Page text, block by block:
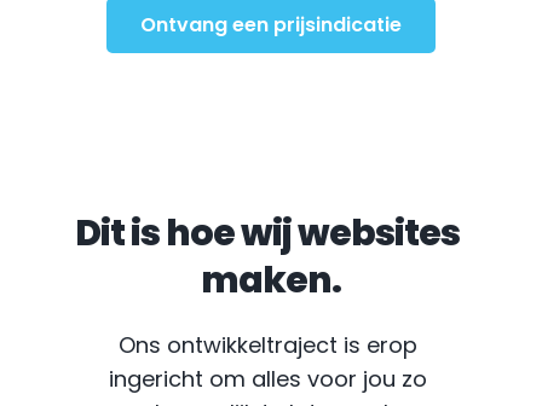
Ontvang een prijsindicatie
Dit is hoe wij websites
maken.
Ons ontwikkeltraject is erop
ingericht om alles voor jou zo